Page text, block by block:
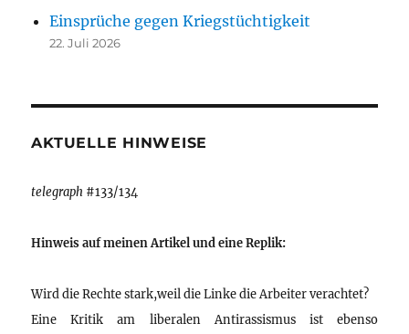
Einsprüche gegen Kriegstüchtigkeit
22. Juli 2026
AKTUELLE HINWEISE
telegraph #133/134
Hinweis auf meinen Artikel und eine Replik:
Wird die Rechte stark,weil die Linke die Arbeiter verachtet?
Eine Kritik am liberalen Antirassismus ist ebenso